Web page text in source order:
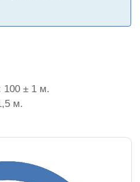
100 ± 1 м.
м.